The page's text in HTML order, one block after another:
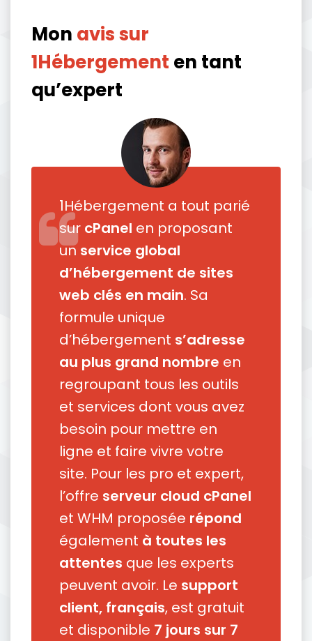
Mon avis sur
1Hébergement en tant
qu’expert
1Hébergement a tout parié
sur cPanel en proposant
unservice global
d’hébergement de sites
web clés en main. Sa
formule unique
d’hébergement s’adresse
au plus grand nombre en
regroupant tous les outils
et services dont vous avez
besoin pour mettre en
ligne et faire vivre votre
site. Pour les pro et expert,
l’offre serveur cloud cPanel
et WHM proposée répond
également à toutes les
attentes que les experts
peuvent avoir. Le support
client, français, est gratuit
et disponible 7 jours sur 7